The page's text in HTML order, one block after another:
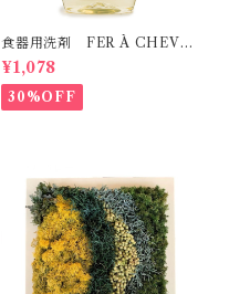
食器用洗剤 FER À CHEVA
L
¥1,078
30%OFF